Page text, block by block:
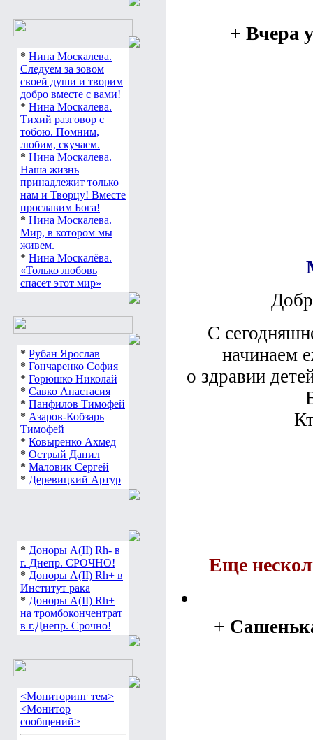
* Нина Москалева.
Следуем за зовом
своей души и творим
добро вместе с вами!
* Нина Москалева.
Тихий разговор с
тобою. Помним,
любим, скучаем.
* Нина Москалева.
Наша жизнь
принадлежит только
нам и Творцу! Вместе
прославим Бога!
* Нина Москалева.
Мир, в котором мы
живем.
* Нина Москалёва.
«Только любовь
спасет этот мир»
* Рубан Ярослав
* Гончаренко София
* Горюшко Николай
* Савко Анастасия
* Панфилов Тимофей
* Азаров-Кобзарь
Тимофей
* Ковыренко Ахмед
* Острый Данил
* Маловик Сергей
* Деревицкий Артур
* Доноры А(ІІ) Rh- в
г. Днепр. СРОЧНО!
* Доноры А(ІІ) Rh+ в
Институт рака
* Доноры А(ІІ) Rh+
на тромбокончентрат
в г.Днепр. Срочно!
<Мониторинг тем>
<Монитор
сообщений>
+ Вчера
С
начинаем
о здравии
Еще
+